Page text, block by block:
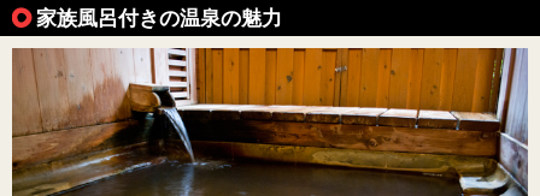
家族風呂付きの温泉の魅力